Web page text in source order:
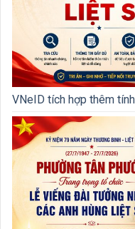
VNeID tích hợp thêm